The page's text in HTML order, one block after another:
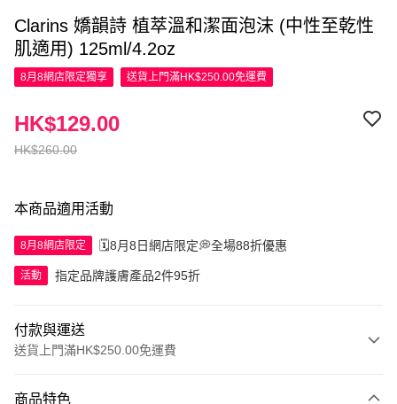
Clarins 嬌韻詩 植萃溫和潔面泡沫 (中性至乾性
肌適用) 125ml/4.2oz
8月8網店限定獨享 送貨上門滿HK$250.00免運費
HK$260.00
HK$129.00
本商品適用活動
8月8網店限定 🗓️8月8日網店限定💭全場88折優惠
活動 指定品牌護膚產品2件95折
付款與運送
送貨上門滿HK$250.00免運費
商品特色